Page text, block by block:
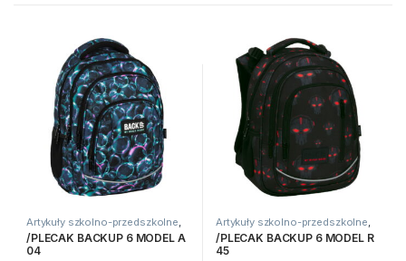
Artykuły szkolno-przedszkolne
Artykuły tekstylne ,Plecaki
/PLECAK BACKUP 6 MODEL A
04
Artykuły szkolno-przedszkolne
Artykuły tekstylne ,Plecaki
/PLECAK BACKUP 6 MODEL R
45